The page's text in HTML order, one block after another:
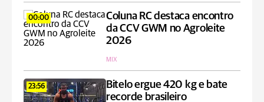
00:00
Coluna RC destaca encontro
da CCV GWM no Agroleite
2026
MIX
23:56
Bitelo ergue 420 kg e bate
recorde brasileiro